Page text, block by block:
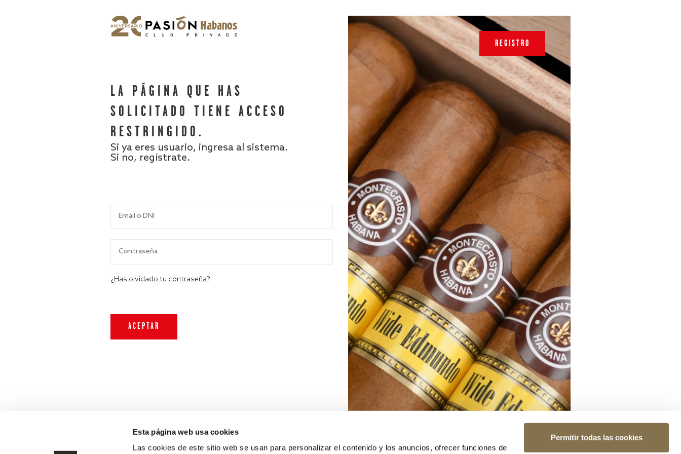
Esta página web usa cookies
Las cookies de este sitio web se usan para personalizar el contenido y los anuncios, ofrecer funciones de
Permitir todas las cookies
LA PÁGINA QUE HAS
SOLICITADO TIENE ACCESO
RESTRINGIDO.
Si ya eres usuario, ingresa al sistema.
Si no, regístrate.
¿Has olvidado tu contraseña?
REGISTRO